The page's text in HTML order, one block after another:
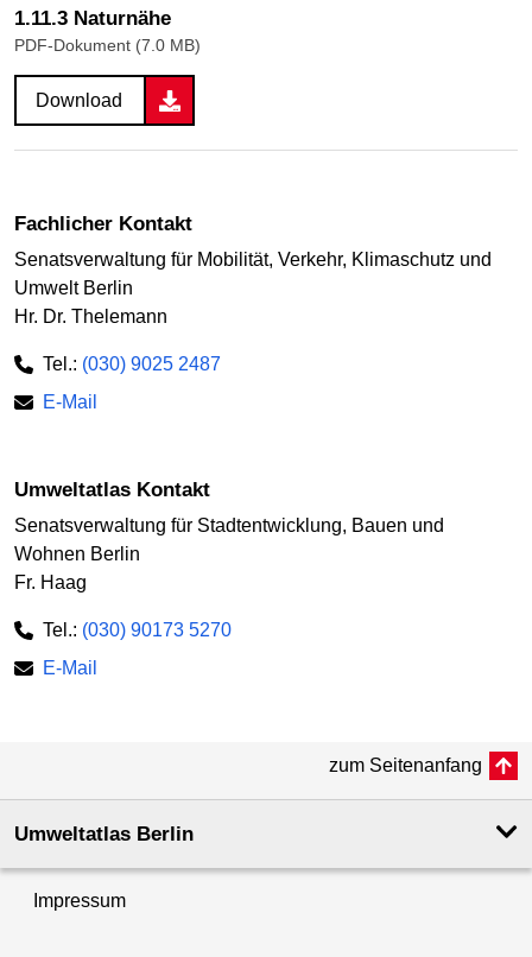
1.11.3 Naturnähe
PDF-Dokument (7.0 MB)
Download
Fachlicher Kontakt
Senatsverwaltung für Mobilität, Verkehr, Klimaschutz und
Umwelt Berlin
Hr. Dr. Thelemann
Tel.: (030) 9025 2487
E-Mail
Umweltatlas Kontakt
Senatsverwaltung für Stadtentwicklung, Bauen und
Wohnen Berlin
Fr. Haag
Tel.: (030) 90173 5270
E-Mail
zum Seitenanfang
Umweltatlas Berlin
Impressum